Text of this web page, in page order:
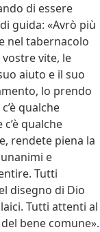
di essere
guida: «Avrò più
nel tabernacolo
vite, le
aiuto e il suo
lo prendo
qualche
qualche
rendete piena la
e
Tutti
disegno di Dio
Tutti attenti al
bene comune».